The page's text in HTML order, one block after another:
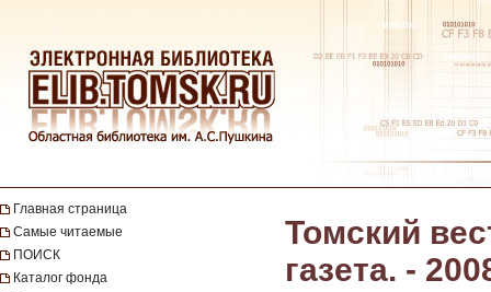
Главная страница
Самые читаемые
ПОИСК
Каталог фонда
Томский
газета. -